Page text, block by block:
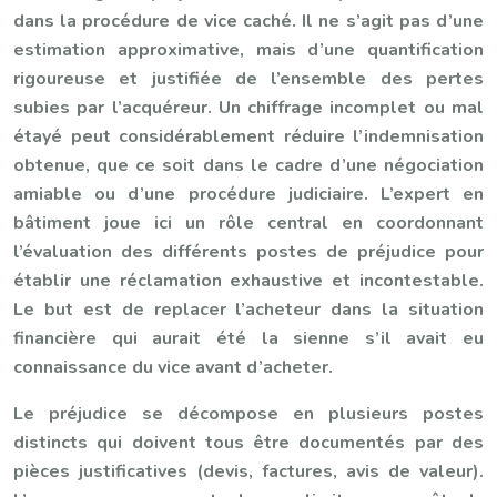
dans la procédure de vice caché. Il ne s’agit pas d’une
estimation approximative, mais d’une quantification
rigoureuse et justifiée de l’ensemble des pertes
subies par l’acquéreur. Un chiffrage incomplet ou mal
étayé peut considérablement réduire l’indemnisation
obtenue, que ce soit dans le cadre d’une négociation
amiable ou d’une procédure judiciaire. L’expert en
bâtiment joue ici un rôle central en coordonnant
l’évaluation des différents postes de préjudice pour
établir une réclamation exhaustive et incontestable.
Le but est de replacer l’acheteur dans la situation
financière qui aurait été la sienne s’il avait eu
connaissance du vice avant d’acheter.
Le préjudice se décompose en plusieurs postes
distincts qui doivent tous être documentés par des
pièces justificatives (devis, factures, avis de valeur).